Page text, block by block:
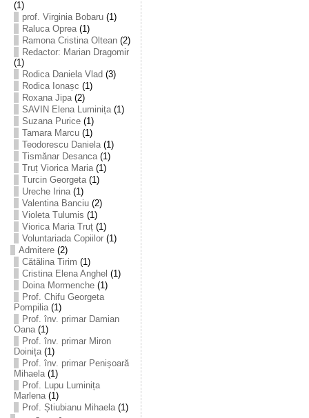
(1)
prof. Virginia Bobaru(1)
Raluca Oprea(1)
Ramona Cristina Oltean(2)
Redactor: Marian Dragomir
(1)
Rodica Daniela Vlad (3)
Rodica Ionașc (1)
Roxana Jipa(2)
SAVIN Elena Luminița(1)
Suzana Purice(1)
Tamara Marcu(1)
Teodorescu Daniela(1)
Tismănar Desanca(1)
Truț Viorica Maria(1)
Turcin Georgeta(1)
Ureche Irina(1)
Valentina Banciu(2)
Violeta Tulumis (1)
Viorica Maria Truț(1)
Voluntariada Copiilor(1)
Admitere(2)
Cătălina Tirim (1)
Cristina Elena Anghel (1)
Doina Mormenche(1)
Prof. Chifu Georgeta
Pompilia(1)
Prof. înv. primar Damian
Oana(1)
Prof. înv. primar Miron
Doinița(1)
Prof. înv. primar Penișoară
Mihaela(1)
Prof. Lupu Luminița
Marlena(1)
Prof. Știubianu Mihaela(1)